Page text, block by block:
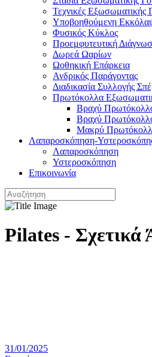
Τεχνικές Εξωσωματικής
Υποβοηθούμενη
Φυσικός Κύκλος
Προεμφυτευτική
Δωρεά Ωαρίων
Ωοθηκική Επάρκεια
Ανδρικός Παράγοντας
Διαδικασία Συλλογής
Πρωτόκολλα
Βραχύ
Βραχύ
Μακρύ
Λαπαροσκόπηση-
Λαπαροσκόπηση
Υστεροσκόπηση
Επικοινωνία
Pilates - Σχετικά
31/01/2025